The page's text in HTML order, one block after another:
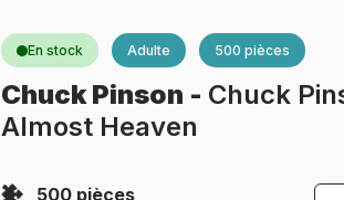
En stock Adulte 500 pièces
Chuck Pinson - Chuck
Almost Heaven
500 pièces